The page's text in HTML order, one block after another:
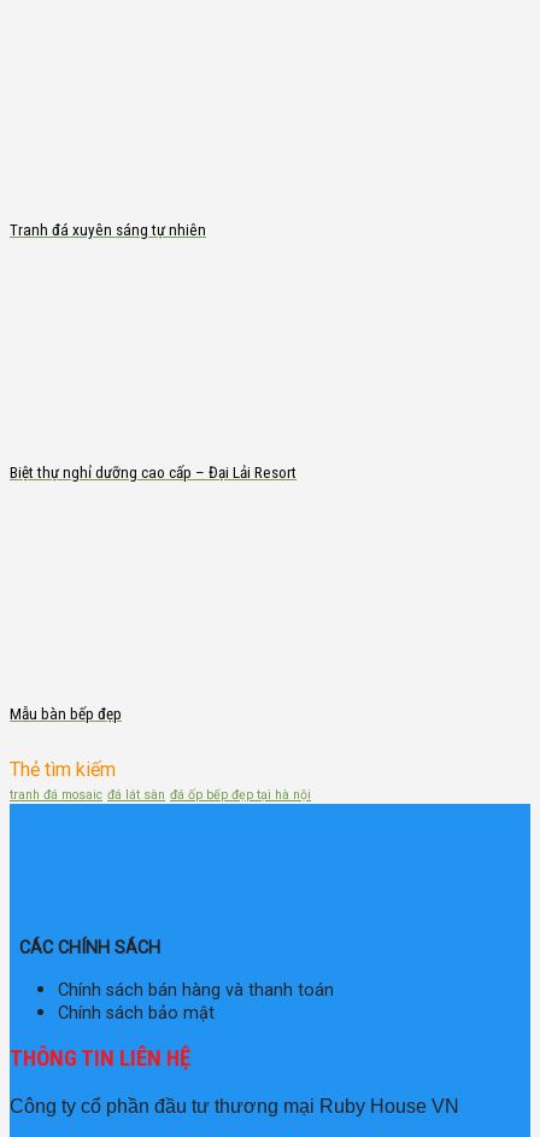
Tranh đá xuyên sáng tự nhiên
Biệt thự nghỉ dưỡng cao cấp – Đại Lải Resort
Mẫu bàn bếp đẹp
Thẻ tìm kiếm
tranh đá mosaic đá lát sàn đá ốp bếp đẹp tại hà nội
CÁC CHÍNH SÁCH
Chính sách bán hàng và thanh toán
Chính sách bảo mật
THÔNG TIN LIÊN HỆ
Công ty cổ phần đầu tư thương mại Ruby House VN